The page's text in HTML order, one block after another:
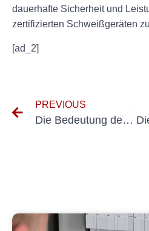
dauerhafte Sicherheit und
zertifizierten Schweißgeräten
[ad_2]
PREVIOUS
Die Bedeutung der UVV-Prüfung für Hochbrücken verstehen